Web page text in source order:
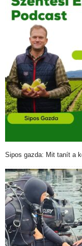
Sipos gazda: Mit tanít a